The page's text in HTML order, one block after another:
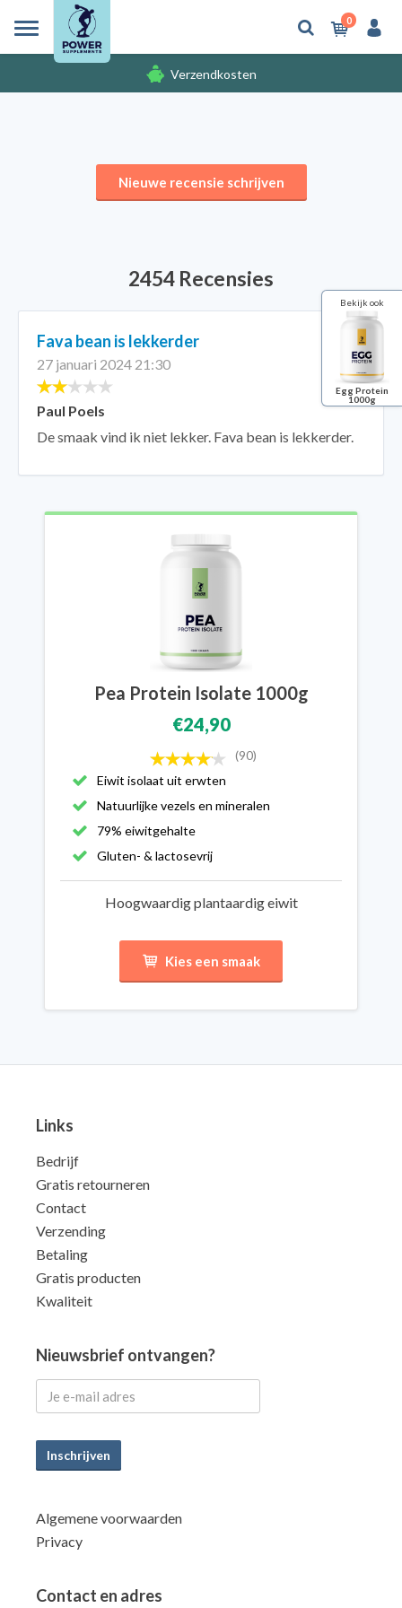
0
Verzendkosten
Nieuwe recensie schrijven
2454 Recensies
Fava bean is lekkerder
27 januari 2024 21:30
Paul Poels
De smaak vind ik niet lekker. Fava bean is lekkerder.
Pea Protein Isolate 1000g
€24,90
(90)
Eiwit isolaat uit erwten
Natuurlijke vezels en mineralen
79% eiwitgehalte
Gluten- & lactosevrij
Hoogwaardig plantaardig eiwit
Kies een smaak
Links
Bedrijf
Gratis retourneren
Contact
Verzending
Betaling
Gratis producten
Kwaliteit
Nieuwsbrief ontvangen?
Inschrijven
Algemene voorwaarden
Privacy
Contact en adres
Bekijk ook
Egg Protein
1000g